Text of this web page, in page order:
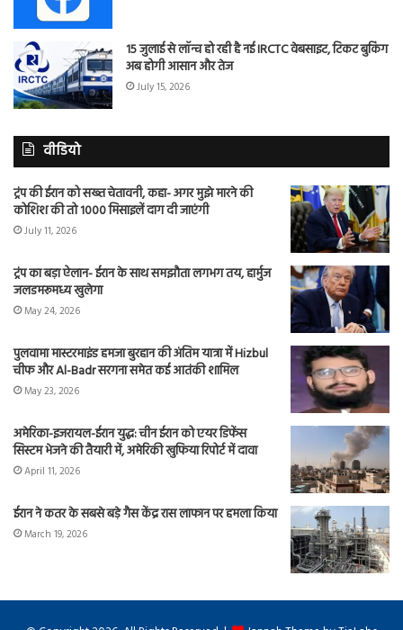
15 जुलाई से लॉन्च हो रही है नई IRCTC वेबसाइट, टिकट बुकिंग
अब होगी आसान और तेज
July 15, 2026
वीडियो
ट्रंप की ईरान को सख्त चेतावनी, कहा- अगर मुझे मारने की
कोशिश की तो 1000 मिसाइलें दाग दी जाएंगी
July 11, 2026
ट्रंप का बड़ा ऐलान- ईरान के साथ समझौता लगभग तय, हार्मुज
जलडमरूमध्य खुलेगा
May 24, 2026
पुलवामा मास्टरमाइंड हमजा बुरहान की अंतिम यात्रा में Hizbul
चीफ और Al-Badr सरगना समेत कई आतंकी शामिल
May 23, 2026
अमेरिका-इजरायल-ईरान युद्ध: चीन ईरान को एयर डिफेंस
सिस्टम भेजने की तैयारी में, अमेरिकी खुफिया रिपोर्ट में दावा
April 11, 2026
ईरान ने कतर के सबसे बड़े गैस केंद्र रास लाफान पर हमला किया
March 19, 2026